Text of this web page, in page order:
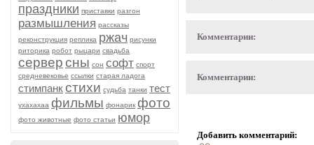
праздники приставки разгон
размышления рассказы
реконструкция реплика ржач рисунки
риторика робот рыцари свадьба
серверсны сон софт спорт
средневековье ссылки старая ладога
стимпанкстихи судьба танки тест
ухахахаа фильмы фонарик фото
фото животные фото статьи юмор
Комментарии:
Комментарии:
Добавить комментарий: